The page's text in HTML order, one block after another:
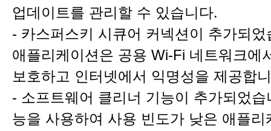
업데이트를 관리할 수 있습니다.
- 카스퍼스키 시큐어 커넥션이 추가되었
애플리케이션은 공용 Wi-Fi 네트워크에
보호하고 인터넷에서 익명성을 제공합
- 소프트웨어 클리너 기능이 추가되었
능을 사용하여 사용 빈도가 낮은 애플리